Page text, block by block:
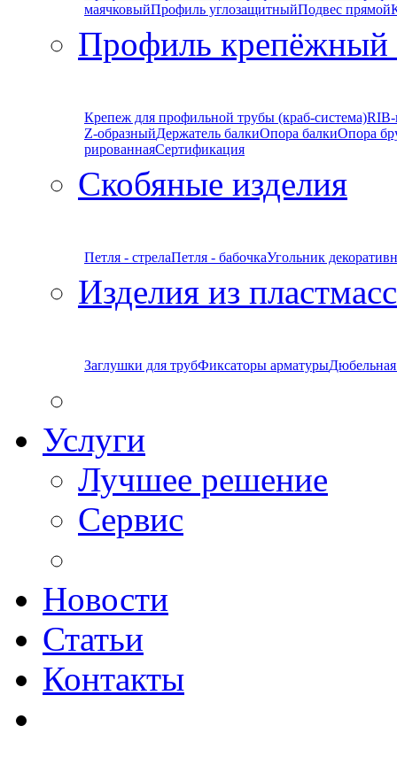
маячковыйПрофиль углозащитныйПодвес прямой
Профиль
Крепеж для профильной трубы (краб-система)
Z-образныйДержатель балкиОпора балкиОпора
рированнаяСертификация
Скобяные изделия
Петля - стрелаПетля - бабочкаУгольник
Изделия из
Заглушки для трубФиксаторы арматуры
Услуги
Лучшее решение
Сервис
Новости
Статьи
Контакты